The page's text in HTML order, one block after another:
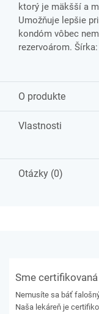
ktorý je mäkšší a
Umožňuje lepšie
kondóm vôbec
rezervoárom.
O produkte
Vlastnosti
Otázky (0)
Sme
Nemusíte sa báť
Naša lekáreň je